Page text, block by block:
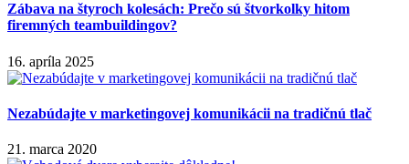
Zábava na štyroch kolesách: Prečo sú štvorkolky hitom
firemných teambuildingov?
16. apríla 2025
Nezabúdajte v marketingovej komunikácii na tradičnú tlač
21. marca 2020